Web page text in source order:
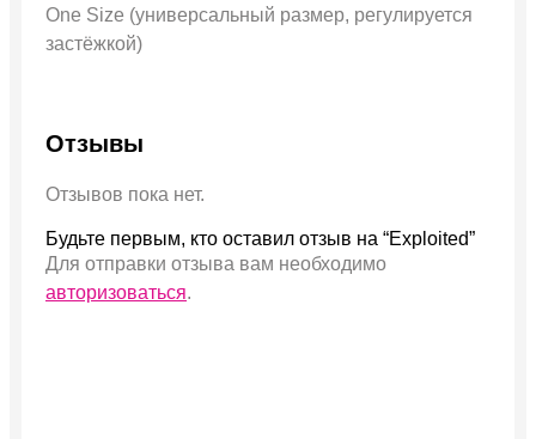
One Size (универсальный размер, регулируется
застёжкой)
Отзывы
Отзывов пока нет.
Будьте первым, кто оставил отзыв на “Exploited”
Для отправки отзыва вам необходимо
авторизоваться.